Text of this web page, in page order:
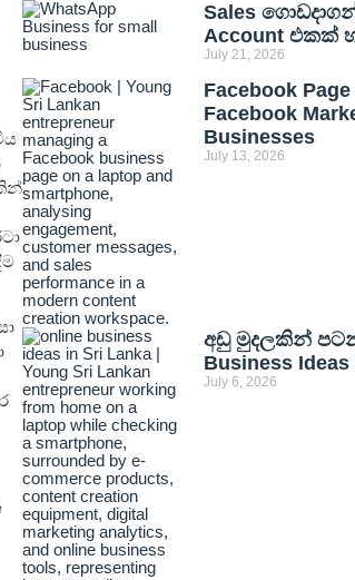
Sales
Account එකක්
July 21, 2026
Facebook
Facebook
Businesses
July 13, 2026
අඩු මුදලකින්
Business
July 6, 2026